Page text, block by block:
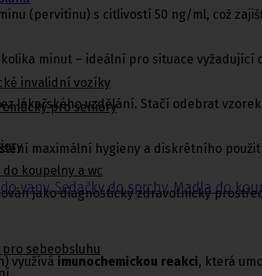
invalidní vozíky
pro seniory
do koupelny a wc
vany,Sedačky do sprchy,Madla do
sebeobsluhu
(pervitinu) s citlivostí 50 ng/ml, což
minut – ideální pro situace vyžadující
lékařského vzdělání. Stačí odebrat
maximální hygieny a diskrétního
jako diagnostický zdravotnický
využívá imunochemickou reakci, která